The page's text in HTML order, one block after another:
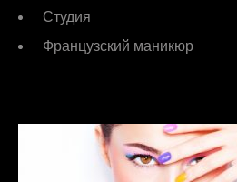
Студия
Французский маникюр